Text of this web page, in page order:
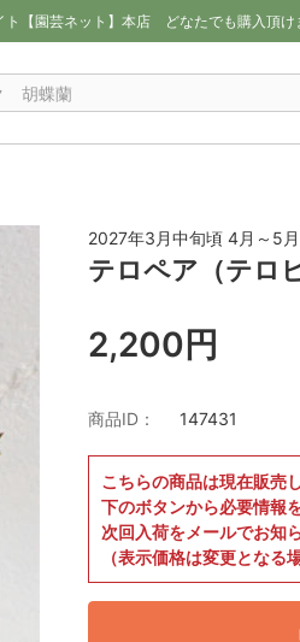
ト【園芸ネット】本店 どなたでも購入頂け
2027年3月中旬頃 4月～5
テロペア（テロ
2,200円
商品ID： 147431
こちらの商品は現在販売
下のボタンから必要情報
次回入荷をメールでお知
（表示価格は変更となる